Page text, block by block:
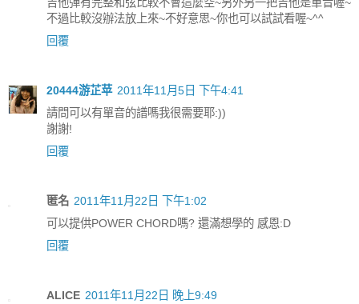
不過比較沒辦法放上來~不好意思~你也可以試試看喔~^^
回覆
20444游芷苹 2011年11月5日 下午4:41
請問可以有單音的譜嗎我很需要耶:))
謝謝!
回覆
匿名 2011年11月22日 下午1:02
可以提供POWER CHORD嗎? 還滿想學的 感恩:D
回覆
ALICE 2011年11月22日 晚上9:49